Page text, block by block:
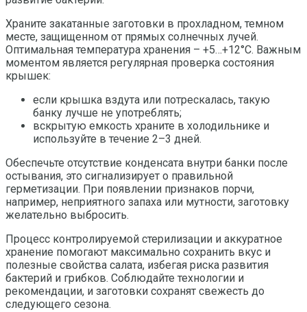
Храните закатанные заготовки в прохладном, темном
месте, защищенном от прямых солнечных лучей.
Оптимальная температура хранения – +5…+12°C. Важным
моментом является регулярная проверка состояния
крышек:
если крышка вздута или потрескалась, такую
банку лучше не употреблять;
вскрытую емкость храните в холодильнике и
используйте в течение 2–3 дней.
Обеспечьте отсутствие конденсата внутри банки после
остывания, это сигнализирует о правильной
герметизации. При появлении признаков порчи,
например, неприятного запаха или мутности, заготовку
желательно выбросить.
Процесс контролируемой стерилизации и аккуратное
хранение помогают максимально сохранить вкус и
полезные свойства салата, избегая риска развития
бактерий и грибков. Соблюдайте технологии и
рекомендации, и заготовки сохранят свежесть до
следующего сезона.